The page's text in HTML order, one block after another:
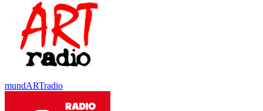
mundARTradio